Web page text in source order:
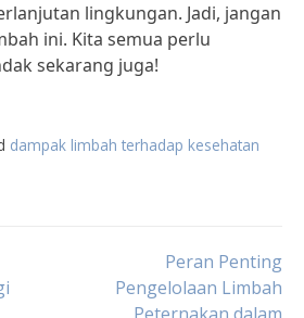
lingkungan. Jadi, jangan
ini. Kita semua perlu
sekarang juga!
dampak limbah terhadap kesehatan
Peran Penting
Pengelolaan Limbah